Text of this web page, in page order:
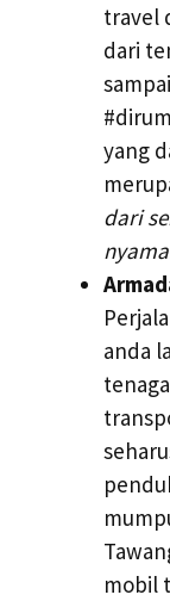
travel
dari
yang
dari
anda
mobil